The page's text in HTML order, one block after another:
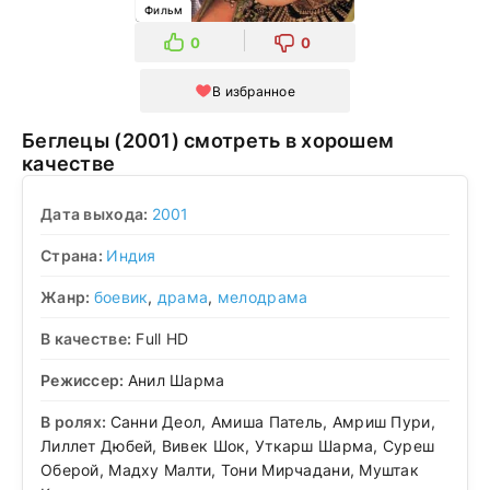
Фильм
0 0
В избранное
Беглецы (2001) смотреть в хорошем
качестве
Дата выхода: 2001
Страна: Индия
Жанр: боевик, драма, мелодрама
В качестве: Full HD
Режиссер: Анил Шарма
В ролях: Санни Деол, Амиша Патель, Амриш Пури,
Лиллет Дюбей, Вивек Шок, Уткарш Шарма, Суреш
Оберой, Мадху Малти, Тони Мирчадани, Муштак